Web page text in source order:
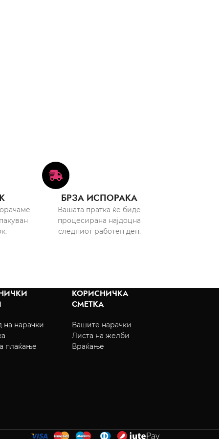
БРЗА ИСПОРАКА
Вашата пратка ќе биде
процесирана најдоцна
следниот работен ден.
на нарачки
плаќање
КОРИСНИЧКА
СМЕТКА
Вашите нарачки
Листа на желби
Враќање